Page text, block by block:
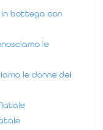
bottega con
le
le donne dei